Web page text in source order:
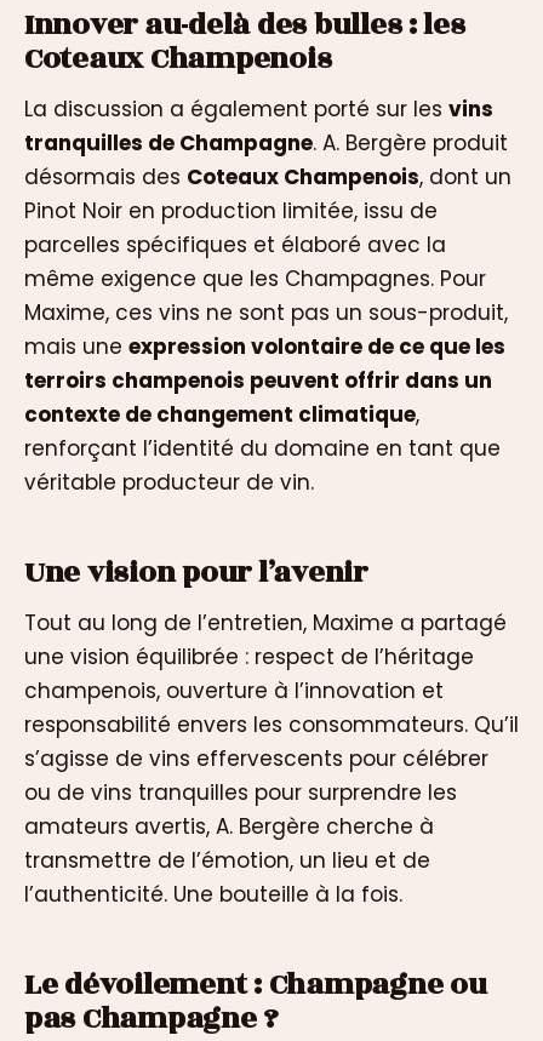
Innover au-delà des bulles : les
Coteaux Champenois
La discussion a également porté sur les vins
tranquilles de Champagne. A. Bergère produit
désormais des Coteaux Champenois, dont un
Pinot Noir en production limitée, issu de
parcelles spécifiques et élaboré avec la
même exigence que les Champagnes. Pour
Maxime, ces vins ne sont pas un sous-produit,
mais une expression volontaire de ce que les
terroirs champenois peuvent offrir dans un
contexte de changement climatique,
renforçant l’identité du domaine en tant que
véritable producteur de vin.
Une vision pour l’avenir
Tout au long de l’entretien, Maxime a partagé
une vision équilibrée : respect de l’héritage
champenois, ouverture à l’innovation et
responsabilité envers les consommateurs. Qu’il
s’agisse de vins effervescents pour célébrer
ou de vins tranquilles pour surprendre les
amateurs avertis, A. Bergère cherche à
transmettre de l’émotion, un lieu et de
l’authenticité. Une bouteille à la fois.
Le dévoilement : Champagne ou
pas Champagne ?